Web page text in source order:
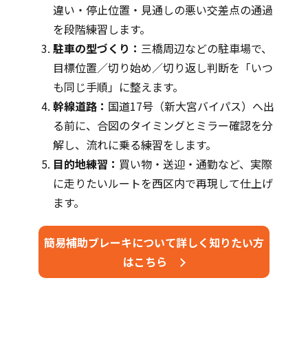
違い・停止位置・見通しの悪い交差点の通過
を段階練習します。
駐車の型づくり： 三橋周辺などの駐車場で、
目標位置／切り始め／切り返し判断を「いつ
も同じ手順」に整えます。
幹線道路： 国道17号（新大宮バイパス）へ出
る前に、合図のタイミングとミラー確認を分
解し、流れに乗る練習をします。
目的地練習： 買い物・送迎・通勤など、実際
に走りたいルートを西区内で再現して仕上げ
ます。
簡易補助ブレーキについて詳しく知りたい方
はこちら